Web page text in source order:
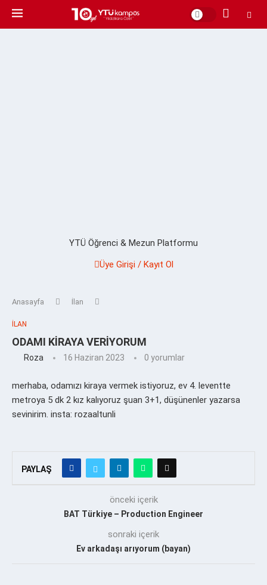
YTÜ Öğrenci & Mezun Platformu
Üye Girişi / Kayıt Ol
Anasayfa İlan
İLAN
ODAMI KİRAYA VERİYORUM
Roza 16 Haziran 2023 0 yorumlar
merhaba, odamızı kiraya vermek istiyoruz, ev 4. leventte
metroya 5 dk 2 kız kalıyoruz şuan 3+1, düşünenler yazarsa
sevinirim. insta: rozaaltunli
PAYLAŞ
önceki içerik
BAT Türkiye – Production Engineer
sonraki içerik
Ev arkadaşı arıyorum (bayan)